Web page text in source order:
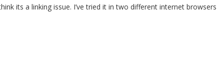
its a linking issue. I’ve tried it in two different internet browsers